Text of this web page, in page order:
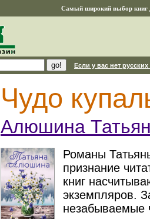
Самый широкий выбор книг
Если у вас нет
Чудо
Алюшина
Романы
признание
книг
экземпляров.
незабываемые